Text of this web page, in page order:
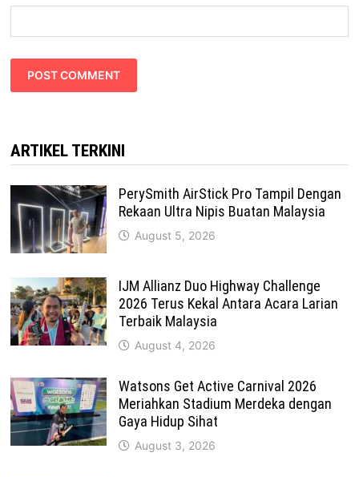
ARTIKEL TERKINI
PerySmith AirStick Pro Tampil Dengan
Rekaan Ultra Nipis Buatan Malaysia
August 5, 2026
IJM Allianz Duo Highway Challenge
2026 Terus Kekal Antara Acara Larian
Terbaik Malaysia
August 4, 2026
Watsons Get Active Carnival 2026
Meriahkan Stadium Merdeka dengan
Gaya Hidup Sihat
August 3, 2026